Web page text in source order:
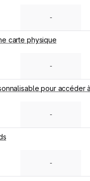
-
carte physique
-
pour accéder
-
-